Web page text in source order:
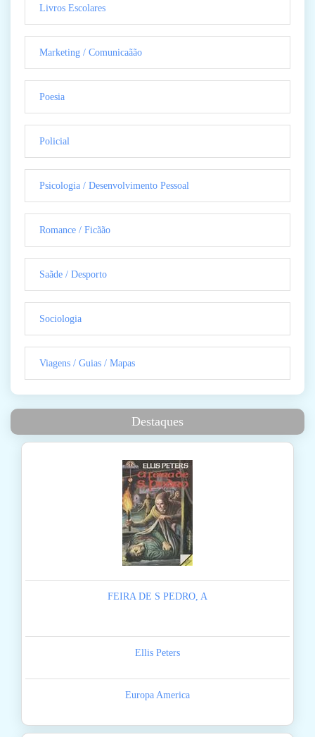
Livros Escolares
Marketing / Comunicaãão
Poesia
Policial
Psicologia / Desenvolvimento Pessoal
Romance / Ficãão
Saãde / Desporto
Sociologia
Viagens / Guias / Mapas
Destaques
FEIRA DE S PEDRO, A
Ellis Peters
Europa America